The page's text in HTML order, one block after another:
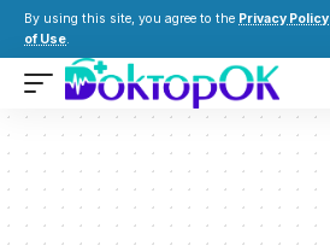
By using this site, you agree to the Privacy Policy
of Use.